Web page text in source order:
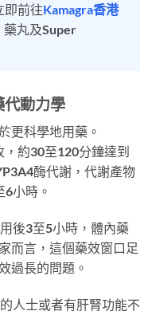
即前往Kamagra香港
藥丸及Super
動力學
更科學地用藥。
約30至120分鐘達到
酶代謝，代謝產物
小時。
後3至5小時，體內藥
而言，這個藥效窗口足
過長的問題。
人士或者有肝腎功能不